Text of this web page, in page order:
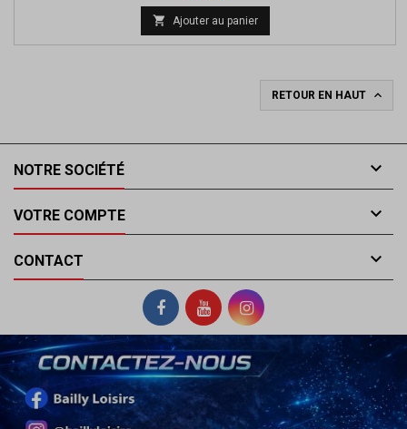
 Ajouter au panier
RETOUR EN HAUT 
NOTRE SOCIÉTÉ 
VOTRE COMPTE 
CONTACT 